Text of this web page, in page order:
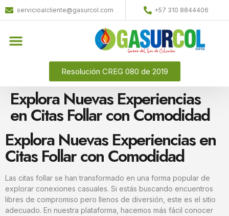
servicioalcliente@gasurcol.com +57 310 8844406
Resolución CREG 080 de 2019
Explora Nuevas Experiencias
en Citas Follar con Comodidad
Explora Nuevas Experiencias en
Citas Follar con Comodidad
Las citas follar se han transformado en una forma popular de
explorar conexiones casuales. Si estás buscando encuentros
libres de compromiso pero llenos de diversión, este es el sitio
adecuado. En nuestra plataforma, hacemos más fácil conocer